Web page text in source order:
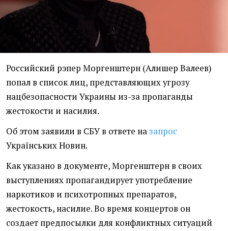
Российский рэпер Моргенштерн (Алишер Валеев)
попал в список лиц, представляющих угрозу
нацбезопасности Украины из-за пропаганды
жестокости и насилия.
Об этом заявили в СБУ в ответе назапрос
Українських Новин.
Как указано в документе, Моргенштерн в своих
выступлениях пропагандирует употребление
наркотиков и психотропных препаратов,
жестокость, насилие. Во время концертов он
создает предпосылки для конфликтных ситуаций